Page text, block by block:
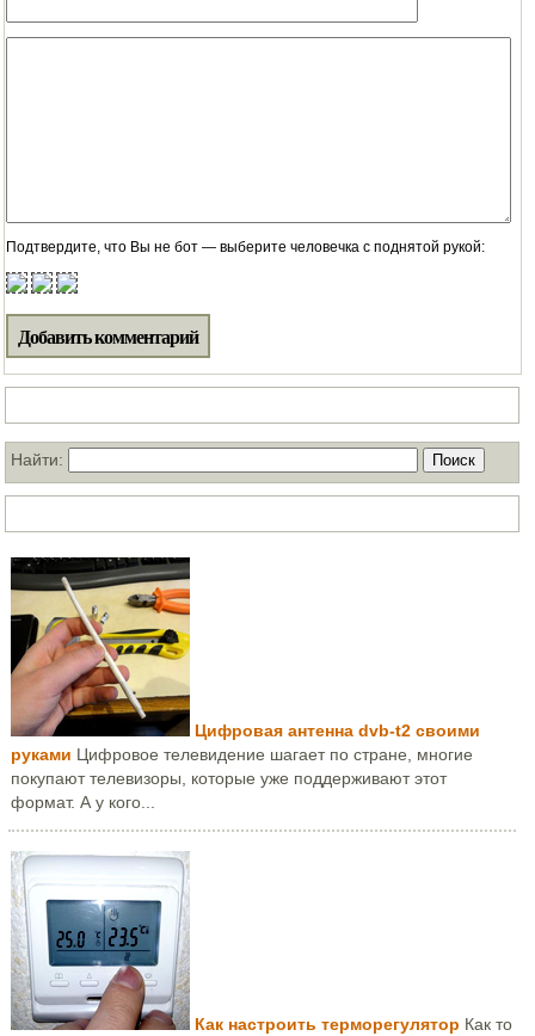
Подтвердите, что Вы не бот — выберите человечка с поднятой рукой:
Найти:
Цифровая антенна dvb-t2 своими
руками Цифровое телевидение шагает по стране, многие
покупают телевизоры, которые уже поддерживают этот
формат. А у кого...
Как настроить терморегулятор Как то